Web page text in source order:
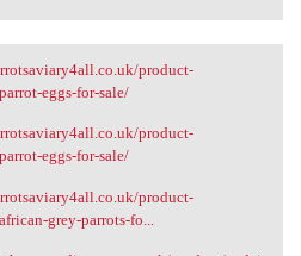
product-
eggs-for-sale/
product-
eggs-for-sale/
product-
grey-parrots-fo...